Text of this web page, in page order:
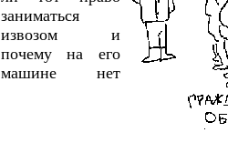
заниматься
извозом и
почему на его
машине нет